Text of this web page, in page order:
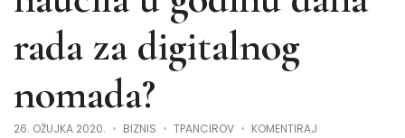
rada za digitalnog
nomada?
26. OŽUJKA 2020. BIZNIS TPANCIROV KOMENTIRAJ